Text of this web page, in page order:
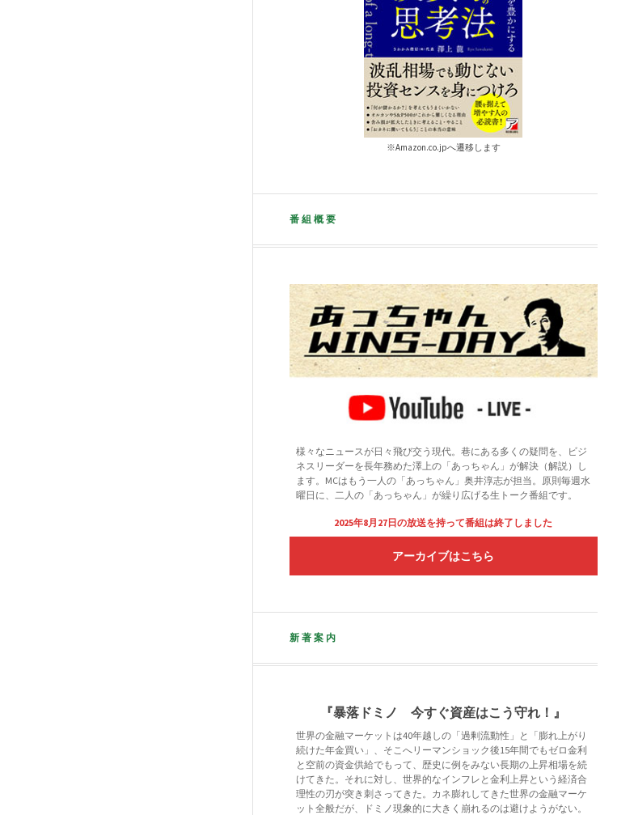
※Amazon.co.jpへ遷移します
番組概要
様々なニュースが日々飛び交う現代。巷にある多くの疑問を、ビジ
ネスリーダーを長年務めた澤上の「あっちゃん」が解決（解説）し
ます。MCはもう一人の「あっちゃん」奥井淳志が担当。原則毎週水
曜日に、二人の「あっちゃん」が繰り広げる生トーク番組です。
2025年8月27日の放送を持って番組は終了しました
アーカイブはこちら
新著案内
『暴落ドミノ 今すぐ資産はこう守れ！』
世界の金融マーケットは40年越しの「過剰流動性」と「膨れ上がり
続けた年金買い」、そこへリーマンショック後15年間でもゼロ金利
と空前の資金供給でもって、歴史に例をみない長期の上昇相場を続
けてきた。それに対し、世界的なインフレと金利上昇という経済合
理性の刃が突き刺さってきた。カネ膨れしてきた世界の金融マーケ
ット全般だが、ドミノ現象的に大きく崩れるのは避けようがない。